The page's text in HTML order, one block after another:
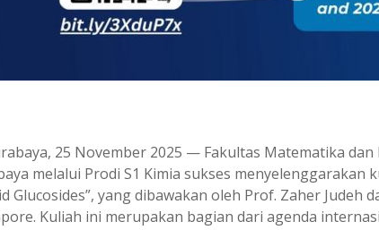
25 November 2025 — Fakultas Matematika
melalui Prodi S1 Kimia sukses menyelenggarakan
Glucosides”, yang dibawakan oleh Prof. Zaher Judeh
Kuliah ini merupakan bagian dari agenda